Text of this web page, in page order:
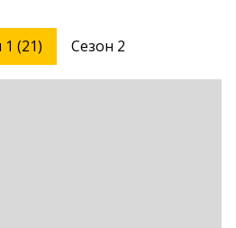
(21) Сезон 2